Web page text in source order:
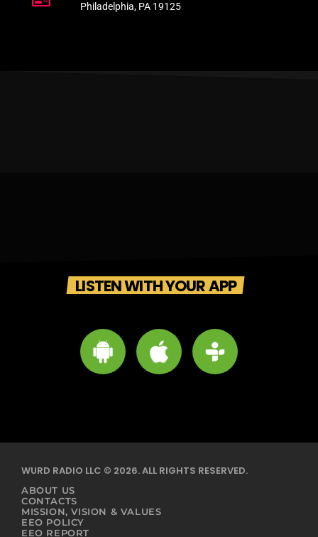
Philadelphia, PA 19125
LISTEN WITH YOUR APP
WURD RADIO LLC © 2026. ALL RIGHTS RESERVED.
ABOUT US
CONTACTS
MISSION, VISION & VALUES
EEO POLICY
EEO REPORT